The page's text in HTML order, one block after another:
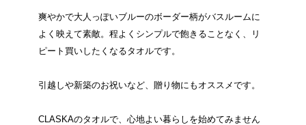
爽やかで大人っぽいブルーのボーダー柄がバスルームに
よく映えて素敵。程よくシンプルで飽きることなく、リ
ピート買いしたくなるタオルです。
引越しや新築のお祝いなど、贈り物にもオススメです。
CLASKAのタオルで、心地よい暮らしを始めてみません